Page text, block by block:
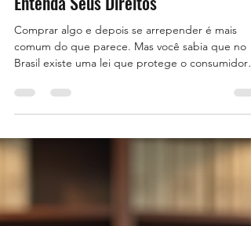
Direito de Arrependimento no Brasil:
Entenda Seus Direitos
Comprar algo e depois se arrepender é mais
Brasil existe uma lei que protege o consumidor
nesses casos? O direito de arrependimento é
uma compra feita fora do estabelecimento
prejuízos. O que é o Direito de Arrependimento?